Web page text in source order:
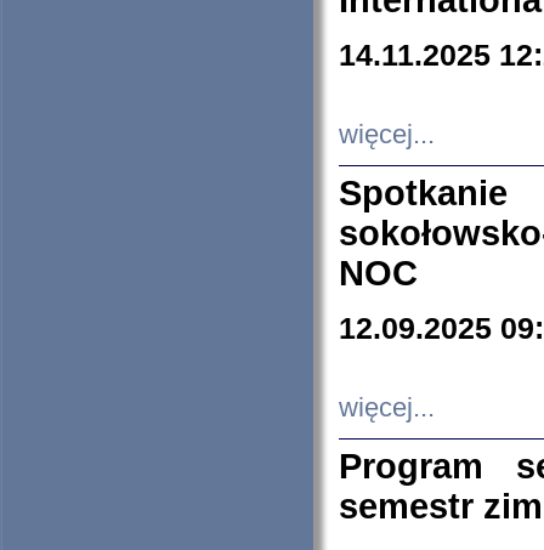
14.11.2025
więcej...
NOC
12.09.2025
więcej...
Program
semestr